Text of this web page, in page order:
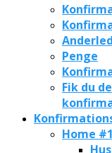
Penge
Fik du
Home #1